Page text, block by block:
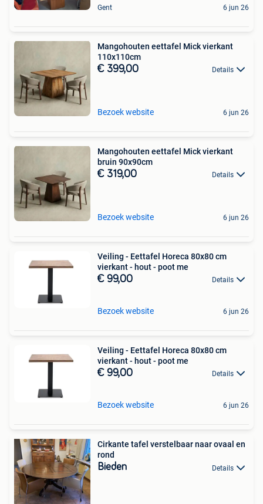
Gent 6 jun 26
Mangohouten eettafel Mick vierkant
110x110cm
€ 399,00 Details
Bezoek website 6 jun 26
Mangohouten eettafel Mick vierkant
bruin 90x90cm
€ 319,00 Details
Bezoek website 6 jun 26
Veiling - Eettafel Horeca 80x80 cm
vierkant - hout - poot me
€ 99,00 Details
Bezoek website 6 jun 26
Veiling - Eettafel Horeca 80x80 cm
vierkant - hout - poot me
€ 99,00 Details
Bezoek website 6 jun 26
Cirkante tafel verstelbaar naar ovaal en
rond
Bieden Details